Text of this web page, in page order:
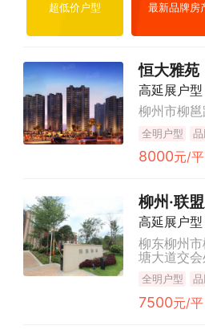
超低价户型 最新品牌房
恒大雅苑
高延展户型
柳州市柳邕
全明户型
8000元/平
柳州·联
高延展户型
柳东柳州
塘大道交会
全明户型
7500元/平